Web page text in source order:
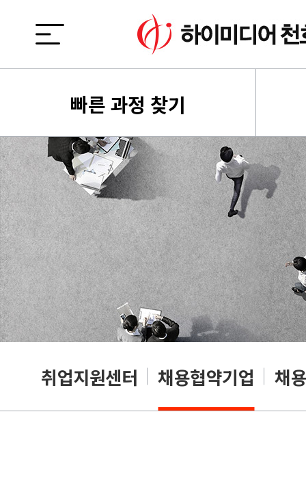
빠른 과정 찾기
취업지원센터 채용협약기업 채